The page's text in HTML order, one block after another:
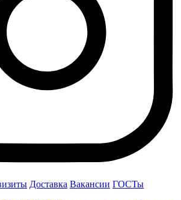
Доставка Вакансии ГОСТы